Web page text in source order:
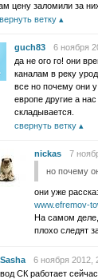
цену заломили за
ветку
guch83
6 ноября
да не ого го! они
каналам в реку
все но почему они
европе другие а
складывается.
свернуть ветку
nickas
7
но почему
они уже
www.efremov-
На самом деле,
плохо следят
6 ноября 2012,
СК работает